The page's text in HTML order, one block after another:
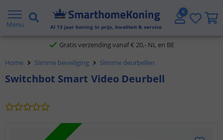
Menu Al 13 jaar koning in prijs, kwaliteit & service
2 jaar garantie
Gratis verzending vanaf € 20,- NL en BE
Klantbeoordeling 9.1
Home Slimme beveiliging Slimme deurbellen
Switchbot Smart Video Deurbell